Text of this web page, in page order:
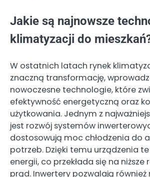
Jakie są najnowsze
klimatyzacji do
W ostatnich latach rynek
znaczną transformację,
nowoczesne technologie, które
efektywność energetyczną oraz
użytkowania. Jednym z
jest rozwój systemów
dostosowują moc chłodzenia do
potrzeb. Dzięki temu urządzenia
energii, co przekłada się na niższe
prąd. Inwertery pozwalają również